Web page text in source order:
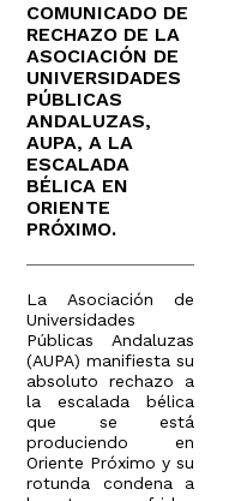
COMUNICADO DE
RECHAZO DE LA
ASOCIACIÓN DE
UNIVERSIDADES
PÚBLICAS
ANDALUZAS,
AUPA, A LA
ESCALADA
BÉLICA EN
ORIENTE
PRÓXIMO.
La Asociación de
Universidades
Públicas Andaluzas
(AUPA) manifiesta su
absoluto rechazo a
la escalada bélica
que se está
produciendo en
Oriente Próximo y su
rotunda condena a